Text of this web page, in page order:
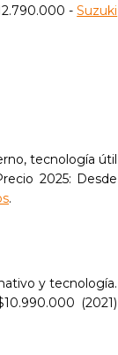
-Suzuki
tecnología útil
2025: Desde
.
y tecnología.
(2021)